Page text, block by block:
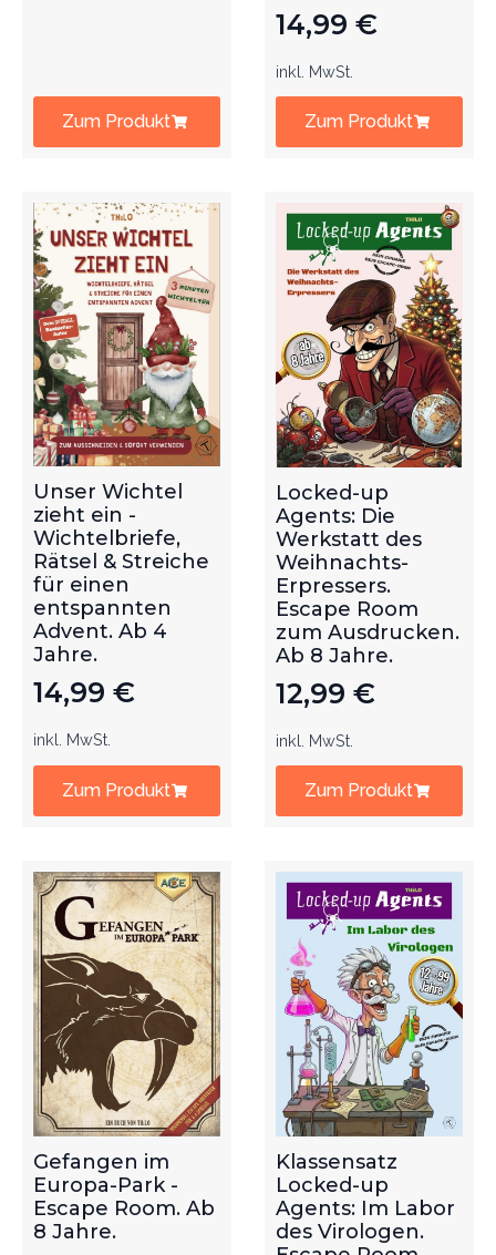
Zum Produkt
14,99 €
inkl. MwSt.
Zum Produkt
Unser Wichtel
zieht ein -
Wichtelbriefe,
Rätsel & Streiche
für einen
entspannten
Advent. Ab 4
Jahre.
14,99 €
inkl. MwSt.
Zum Produkt
Locked-up
Agents: Die
Werkstatt des
Weihnachts-
Erpressers.
Escape Room
zum Ausdrucken.
Ab 8 Jahre.
12,99 €
inkl. MwSt.
Zum Produkt
Gefangen im
Europa-Park -
Escape Room. Ab
8 Jahre.
Klassensatz
Locked-up
Agents: Im Labor
des Virologen.